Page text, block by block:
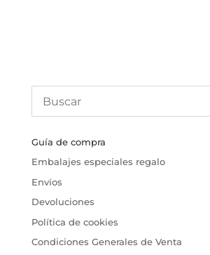
Guía de compra
Embalajes especiales regalo
Envíos
Devoluciones
Política de cookies
Condiciones Generales de Venta